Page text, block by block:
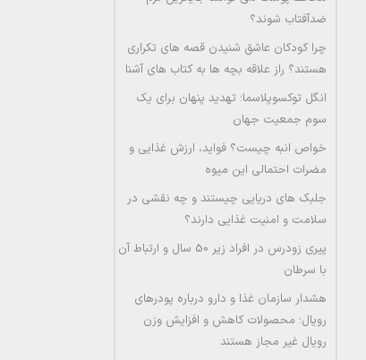
ضدآفتاب شوند؟
چرا کودکان عاشق شنیدن قصه های تکراری
هستند؟ راز علاقه بچه ها به کتاب های آشنا
انگل توکسوپلاسما؛ تهدید پنهان برای یک
سوم جمعیت جهان
خواص انبه چیست؟ فواید، ارزش غذایی و
مضرات احتمالی این میوه
جلبک های دریایی چیستند و چه نقشی در
سلامت و امنیت غذایی دارند؟
پیری زودرس در افراد زیر 50 سال و ارتباط آن
با سرطان
هشدار سازمان غذا و دارو درباره پودرهای
رویال؛ محصولات کاهش و افزایش وزن
رویال غیر مجاز هستند